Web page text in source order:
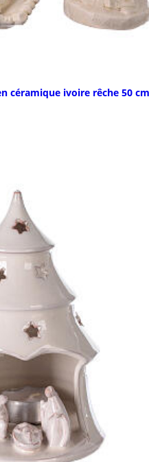
céramique ivoire rêche 50 cm